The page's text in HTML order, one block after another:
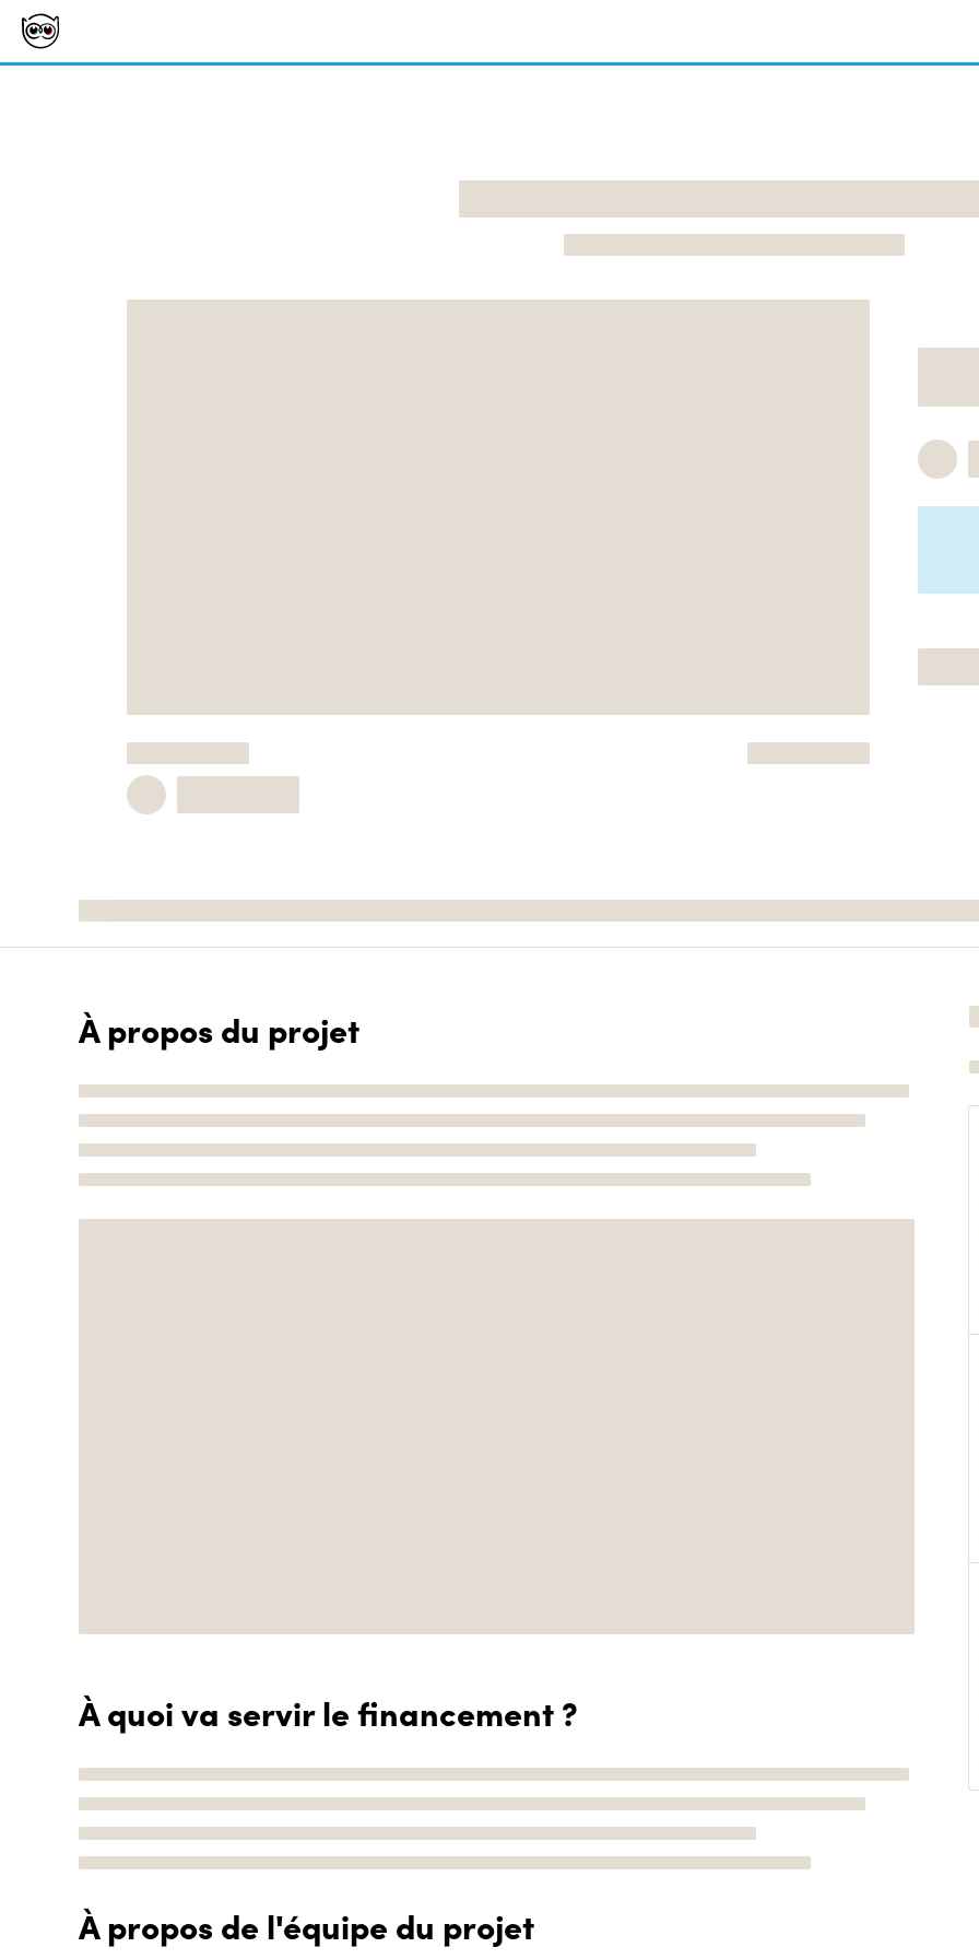
À propos du projet
À quoi va servir le financement ?
À propos de l'équipe du projet